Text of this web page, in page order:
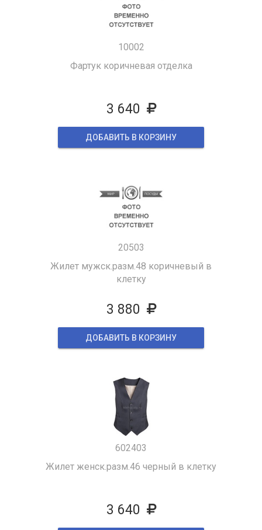
10002
Фартук коричневая отделка
3 640
ДОБАВИТЬ В КОРЗИНУ
20503
Жилет мужск.разм.48 коричневый в
клетку
3 880
ДОБАВИТЬ В КОРЗИНУ
602403
Жилет женск.разм.46 черный в клетку
3 640